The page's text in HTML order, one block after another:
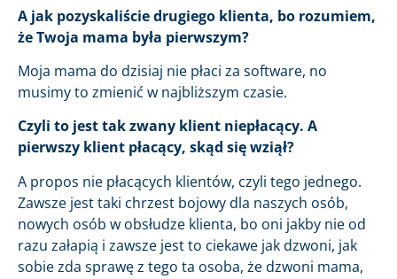
A jak pozyskaliście drugiego klienta, bo rozumiem,
że Twoja mama była pierwszym?
Moja mama do dzisiaj nie płaci za software, no
musimy to zmienić w najbliższym czasie.
Czyli to jest tak zwany klient niepłacący. A
pierwszy klient płacący, skąd się wziął?
A propos nie płacących klientów, czyli tego jednego.
Zawsze jest taki chrzest bojowy dla naszych osób,
nowych osób w obsłudze klienta, bo oni jakby nie od
razu załapią i zawsze jest to ciekawe jak dzwoni, jak
sobie zda sprawę z tego ta osoba, że dzwoni mama,